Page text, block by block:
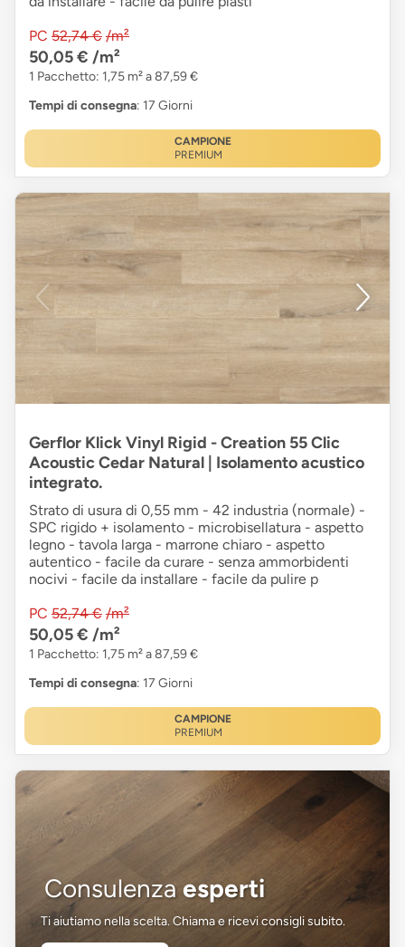
PC 52,74 € /m²
50,05 € /m²
1 Pacchetto: 1,75 m² a 87,59 €
Tempi di consegna: 17 Giorni
CAMPIONE
PREMIUM
Gerflor Klick Vinyl Rigid - Creation 55 Clic
Acoustic Cedar Natural | Isolamento acustico
integrato.
Strato di usura di 0,55 mm - 42 industria (normale) -
SPC rigido + isolamento - microbisellatura - aspetto
legno - tavola larga - marrone chiaro - aspetto
autentico - facile da curare - senza ammorbidenti
nocivi - facile da installare - facile da pulire p
PC 52,74 € /m²
50,05 € /m²
1 Pacchetto: 1,75 m² a 87,59 €
Tempi di consegna: 17 Giorni
CAMPIONE
PREMIUM
Consulenza esperti
Ti aiutiamo nella scelta. Chiama e ricevi consigli subito.